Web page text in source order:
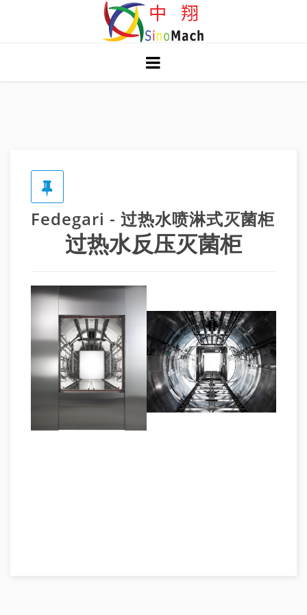
Fedegari - 过热水喷淋式灭菌柜
过热水反压灭菌柜